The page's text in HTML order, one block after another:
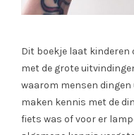
Dit boekje laat kinderen
met de grote
waarom mensen dingen
maken kennis met de
fiets was of voor er